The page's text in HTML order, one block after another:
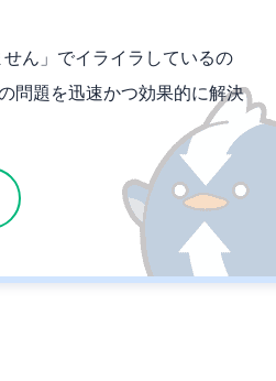
ん」でイライラしているの
問題を迅速かつ効果的に解決